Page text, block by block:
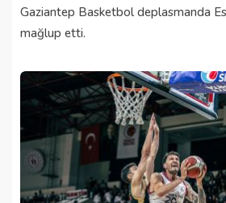
Gaziantep Basketbol deplasmanda
mağlup etti.